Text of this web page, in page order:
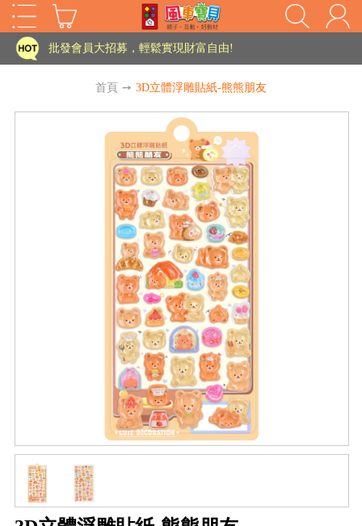
批發會員大招募，輕鬆實現財富自由!
老師您好!!幼教會員火熱招募中~
海外購物免煩惱！點我查看『海外購物流程說明』
批發會員大招募，輕鬆實現財富自由!
老師您好!!幼教會員火熱招募中~
海外購物免煩惱！點我查看『海外購物流程說明』
首頁 ➙ 3D立體浮雕貼紙-熊熊朋友